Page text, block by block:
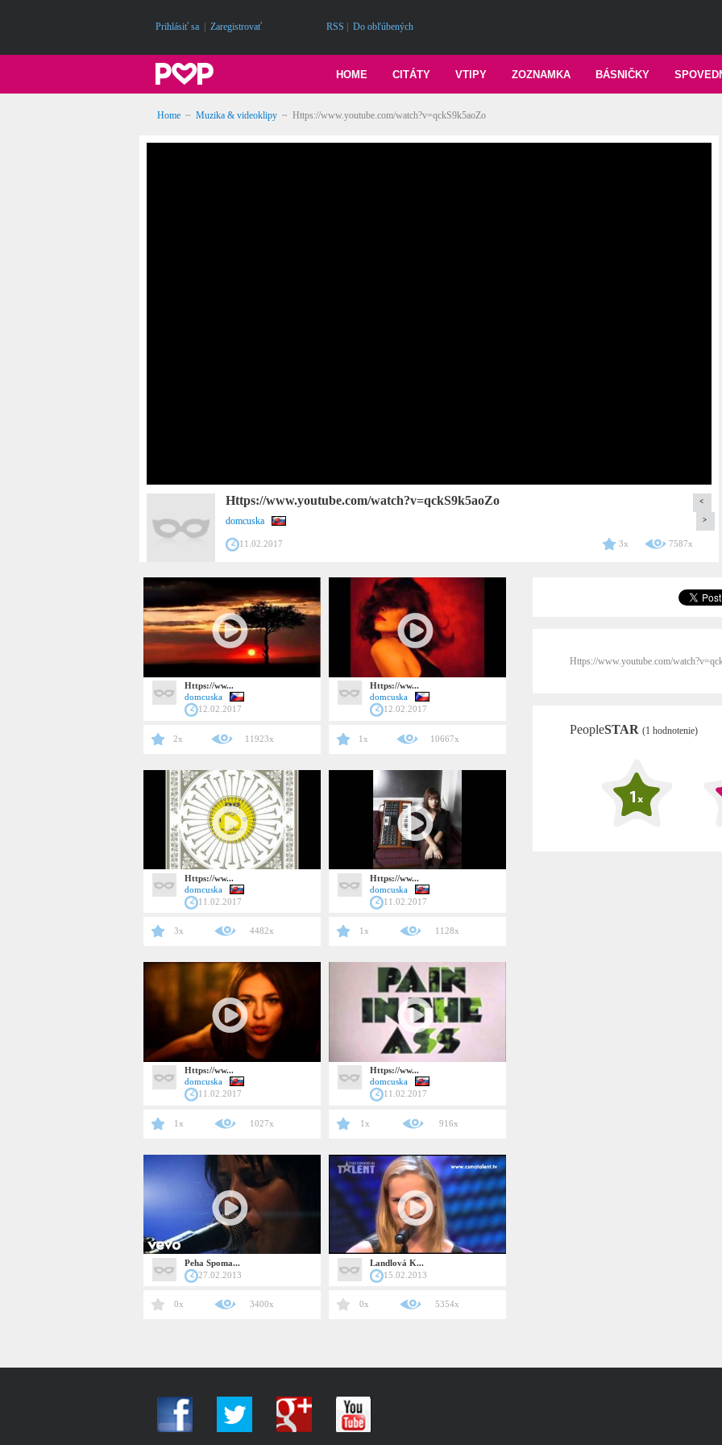
Prihlásiť sa Zaregistrovať RSS Do obľúbených
BÁSNIČKY
ZOZNAMKA
VTIPY
CITÁTY
HOME
Home ~ Muzika & videoklipy ~ Https://www.youtube.com/watch?v=qckS9k5aoZo
Https://www.youtube.com/watch?v=qckS9k5aoZo <
>
domcuska
11.02.2017 3x 7587x
Https://ww...
domcuska
12.02.2017
2x 11923x
Https://ww...
domcuska
12.02.2017
1x 10667x
Https://ww...
domcuska
11.02.2017
3x 4482x
Https://ww...
domcuska
11.02.2017
1x 1128x
Https://ww...
domcuska
11.02.2017
1x 1027x
Https://ww...
domcuska
11.02.2017
1x 916x
Peha Spoma...
27.02.2013
0x 3400x
Landlová K...
15.02.2013
0x 5354x
Https://www.youtube.com/
PeopleSTAR (1 hodnotenie)